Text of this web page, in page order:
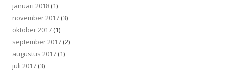
januari 2018 (1)
november 2017 (3)
oktober 2017 (1)
september 2017 (2)
augustus 2017 (1)
juli 2017 (3)